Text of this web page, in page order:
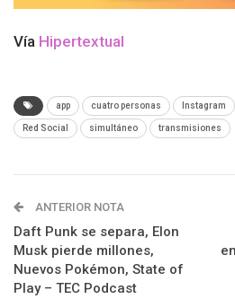
Vía Hipertextual
app cuatro personas Instagram
Red Social simultáneo transmisiones
ANTERIOR NOTA
Daft Punk se separa, Elon
Musk pierde millones,
Nuevos Pokémon, State of
Play – TEC Podcast